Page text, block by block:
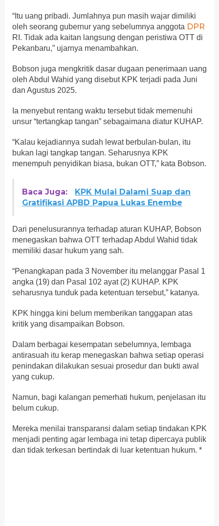
“Itu uang pribadi. Jumlahnya pun masih wajar dimiliki
oleh seorang gubernur yang sebelumnya anggota DPR
RI. Tidak ada kaitan langsung dengan peristiwa OTT di
Pekanbaru,” ujarnya menambahkan.
Bobson juga mengkritik dasar dugaan penerimaan uang
oleh Abdul Wahid yang disebut KPK terjadi pada Juni
dan Agustus 2025.
Ia menyebut rentang waktu tersebut tidak memenuhi
unsur “tertangkap tangan” sebagaimana diatur KUHAP.
“Kalau kejadiannya sudah lewat berbulan-bulan, itu
bukan lagi tangkap tangan. Seharusnya KPK
menempuh penyidikan biasa, bukan OTT,” kata Bobson.
Baca Juga:
KPK Mulai Dalami Suap dan
Gratifikasi APBD Papua Lukas Enembe
Dari penelusurannya terhadap aturan KUHAP, Bobson
menegaskan bahwa OTT terhadap Abdul Wahid tidak
memiliki dasar hukum yang sah.
“Penangkapan pada 3 November itu melanggar Pasal 1
angka (19) dan Pasal 102 ayat (2) KUHAP. KPK
seharusnya tunduk pada ketentuan tersebut,” katanya.
KPK hingga kini belum memberikan tanggapan atas
kritik yang disampaikan Bobson.
Dalam berbagai kesempatan sebelumnya, lembaga
antirasuah itu kerap menegaskan bahwa setiap operasi
penindakan dilakukan sesuai prosedur dan bukti awal
yang cukup.
Namun, bagi kalangan pemerhati hukum, penjelasan itu
belum cukup.
Mereka menilai transparansi dalam setiap tindakan KPK
menjadi penting agar lembaga ini tetap dipercaya publik
dan tidak terkesan bertindak di luar ketentuan hukum. *